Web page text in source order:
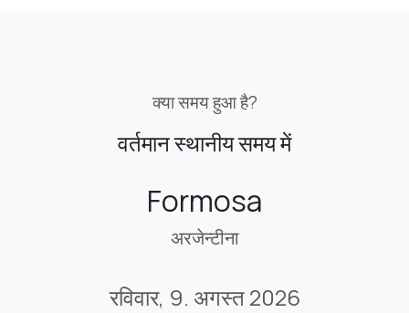
क्या समय हुआ है?
वर्तमान स्थानीय समय में
Formosa
अरजेन्टीना
रविवार, 9. अगस्त 2026